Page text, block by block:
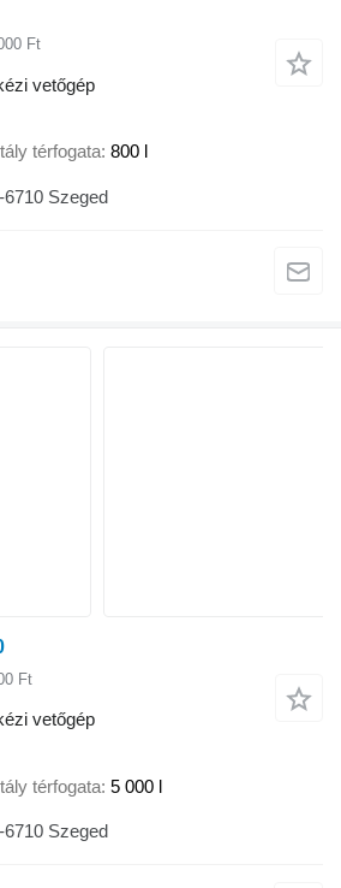
Ft
vetőgép
térfogata 800 l
Szeged
Ft
vetőgép
térfogata 5 000 l
Szeged